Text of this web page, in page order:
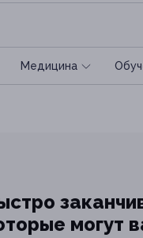
Медицина
могут